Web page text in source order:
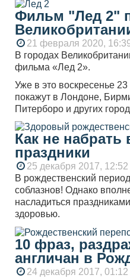
Фильм "Лед 2"
21 февраля 2020,
В городах
фильма «Лед 2».
Уже в это воскресенье
покажут в Лондоне,
Питерборо и других
Как не набрать
праздники
25 декабря 2017, 12:52
В рождественский
соблазнов! Однако
насладиться
здоровью.
10 фраз,
англичан в
24 декабря 2017, 01:12